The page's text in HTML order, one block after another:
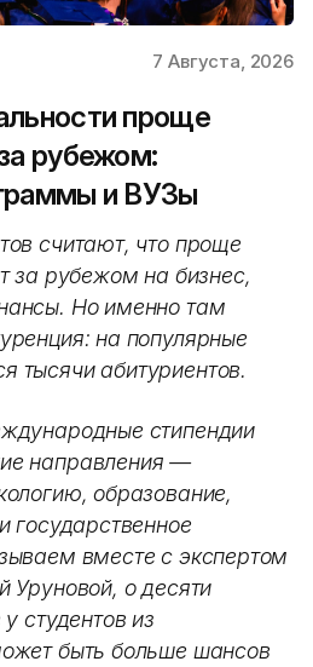
7 Августа, 2026
проще
рубежом:
и ВУЗы
считают, что проще
за рубежом на бизнес,
Но именно там
на популярные
тысячи абитуриентов.
стипендии
направления —
образование,
государственное
вместе с экспертом
Уруновой, о десяти
студентов из
быть больше шансов